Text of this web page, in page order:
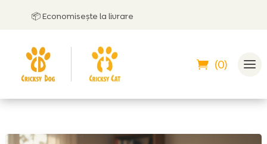
📦 Economisește la livrare
(0)